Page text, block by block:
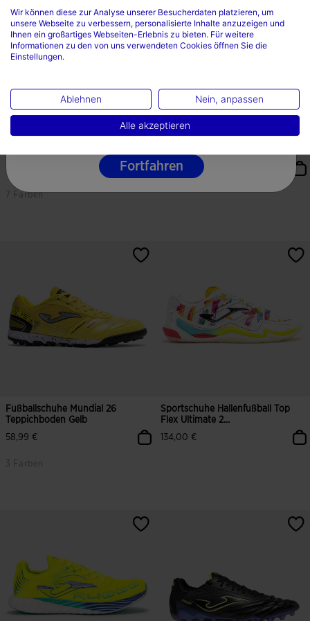
92,99 €
7 Farben
3,2 von 5 Kundenbewertungen
122,98 €
4,5 von 5 Kundenbewertungen
Fußballschuhe Mundial 26
Teppichboden Gelb
58,99 €
3 Farben
3,8 von 5 Kundenbewertungen
Sportschuhe Hallenfußball Top
Flex Ultimate 2...
134,00 €
Wählen sie ihr land und ihre sprache
Land
Sprache
Deutsche
Fortfahren
Wir können diese zur Analyse unserer Besucherdaten platzieren, um
unsere Webseite zu verbessern, personalisierte Inhalte anzuzeigen und
Ihnen ein großartiges Webseiten-Erlebnis zu bieten. Für weitere
Informationen zu den von uns verwendeten Cookies öffnen Sie die
Einstellungen.
Ablehnen Nein, anpassen
Alle akzeptieren